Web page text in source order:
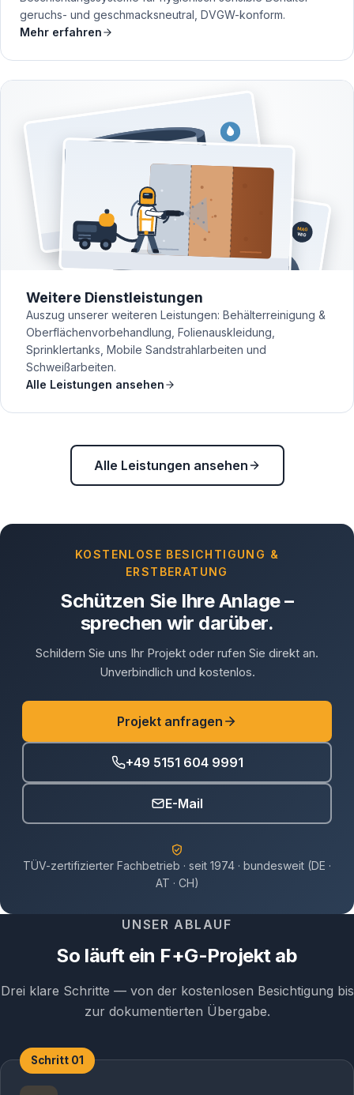
geruchs- und geschmacksneutral, DVGW-konform.
Mehr erfahren
Weitere Dienstleistungen
Auszug unserer weiteren Leistungen: Behälterreinigung &
Oberflächenvorbehandlung, Folienauskleidung,
Sprinklertanks, Mobile Sandstrahlarbeiten und
Schweißarbeiten.
Alle Leistungen ansehen
Alle Leistungen ansehen
KOSTENLOSE BESICHTIGUNG &
ERSTBERATUNG
Schützen Sie Ihre Anlage –
sprechen wir darüber.
Schildern Sie uns Ihr Projekt oder rufen Sie direkt an.
Unverbindlich und kostenlos.
Projekt anfragen
+49 5151 604 9991
E-Mail
TÜV-zertifizierter Fachbetrieb · seit 1974 · bundesweit (DE ·
AT · CH)
UNSER ABLAUF
So läuft ein F+G-Projekt ab
Drei klare Schritte — von der kostenlosen Besichtigung bis
zur dokumentierten Übergabe.
Schritt 01